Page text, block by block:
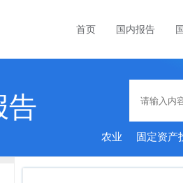
首页 国内报告
告
农业 固定资产